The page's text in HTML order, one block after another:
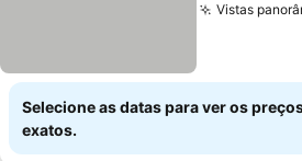
Vistas
Selecione as datas para ver os
exatos.